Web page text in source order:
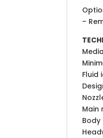
–
Fluid
Main
Body